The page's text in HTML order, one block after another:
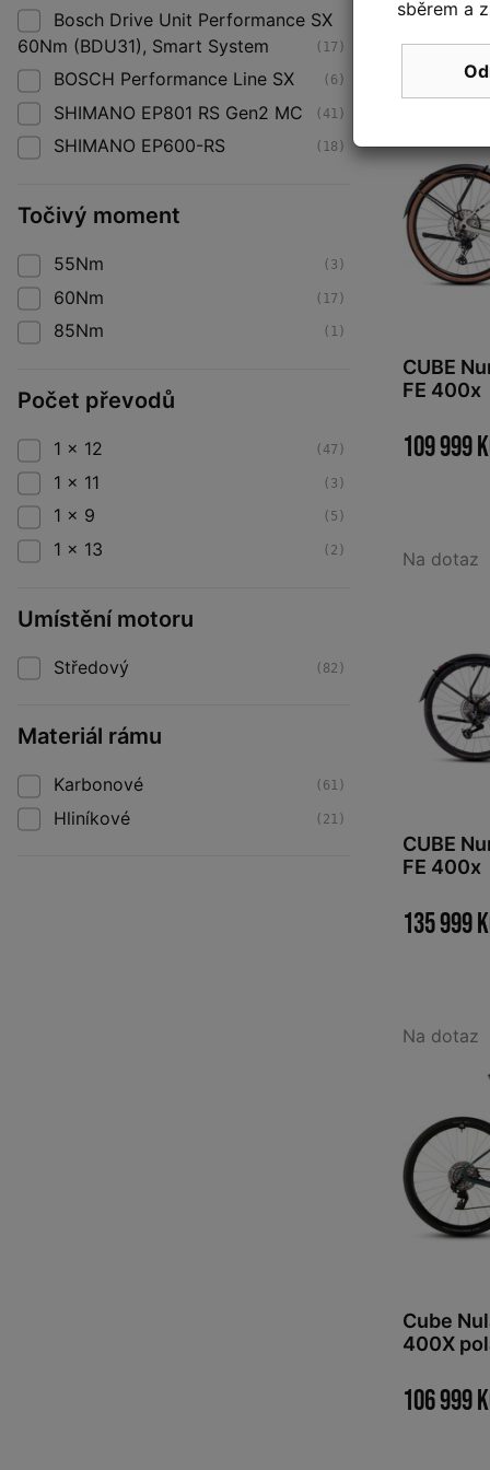
Na dotaz
CUBE
FE 400x
109 999
Na dotaz
CUBE
FE 400x
135 999
Na dotaz
Cube
400X
106 999
Bosch Drive Unit Performance SX
60Nm (BDU31), Smart System
(17)
BOSCH Performance Line SX (6)
SHIMANO EP801 RS Gen2 MC (41)
SHIMANO EP600-RS (18)
Točivý moment
55Nm (3)
60Nm (17)
85Nm (1)
Počet převodů
1 x 12 (47)
1 x 11 (3)
1 x 9 (5)
1 x 13 (2)
Umístění motoru
Středový (82)
Materiál rámu
Karbonové (61)
Hliníkové (21)
sběrem a